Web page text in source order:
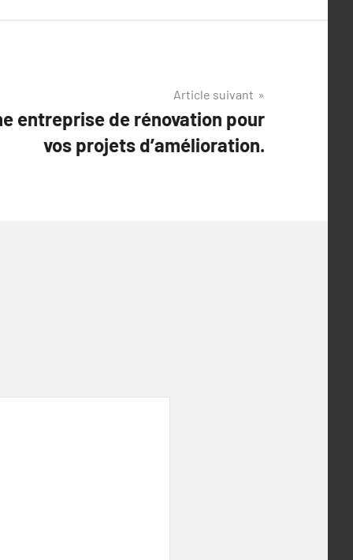
Article suivant
entreprise de rénovation pour
vos projets d’amélioration.